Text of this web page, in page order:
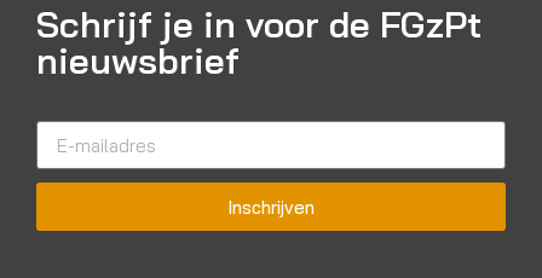
Schrijf je in voor de FGzPt
nieuwsbrief
Inschrijven